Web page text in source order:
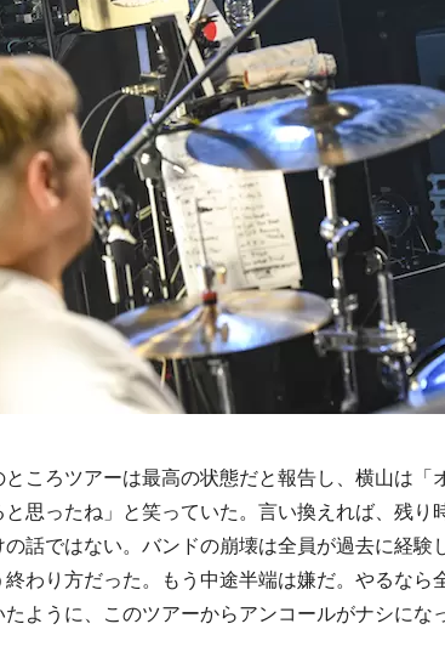
ころツアーは最高の状態だと報告し、横山は「
と思ったね」と笑っていた。言い換えれば、残
の話ではない。バンドの崩壊は全員が過去に経
終わり方だった。もう中途半端は嫌だ。やるな
ように、このツアーからアンコールがナシにな